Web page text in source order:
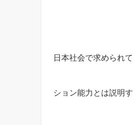
日本社会で求められ
ション能力とは説明す